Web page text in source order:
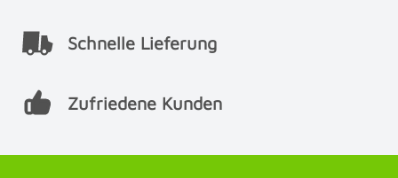
Schnelle Lieferung
Zufriedene Kunden